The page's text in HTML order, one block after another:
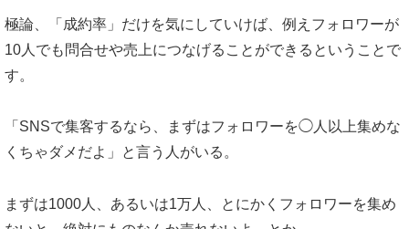
極論、「成約率」だけを気にしていけば、例えフォロワーが
10人でも問合せや売上につなげることができるということで
す。
「SNSで集客するなら、まずはフォロワーを◯人以上集めな
くちゃダメだよ」と言う人がいる。
まずは1000人、あるいは1万人、とにかくフォロワーを集め